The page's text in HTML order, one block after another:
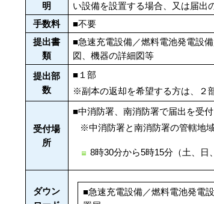
明
い設備を設置する場合、又は届出
手数料
■不要
提出書
類
■急速充電設備／燃料電池発電設
図、機器の詳細図等
提出部
数
■１部
※副本の返却を希望する方は、２
受付場
所
■中消防署、南消防署で届出を受
※中消防署と南消防署の管轄地
8時30分から5時15分（土、日
ダウン
■急速充電設備／燃料電池発電